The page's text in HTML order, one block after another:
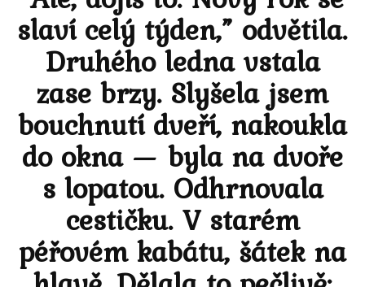
slaví celý týden,” odvětila.
Druhého ledna vstala
zase brzy. Slyšela jsem
bouchnutí dveří, nakoukla
do okna — byla na dvoře
s lopatou. Odhrnovala
cestičku. V starém
péřovém kabátu, šátek na